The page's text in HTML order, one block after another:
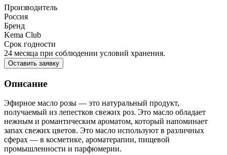
Производитель
Россия
Бренд
Kema Club
Срок годности
24 месяца при соблюдении условий хранения.
Оставить заявку
Описание
Эфирное масло розы — это натуральный продукт,
получаемый из лепестков свежих роз. Это масло обладает
нежным и романтическим ароматом, который напоминает
запах свежих цветов. Это масло используют в различных
сферах — в косметике, ароматерапии, пищевой
промышленности и парфюмерии.